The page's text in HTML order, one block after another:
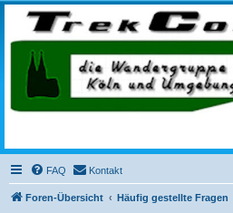
trekcologne.de
Wanderungen rund um Köln
FAQ Kontakt
Foren-Übersicht Häufig gestellte Fragen